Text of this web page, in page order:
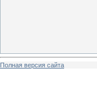
Полная версия сайта